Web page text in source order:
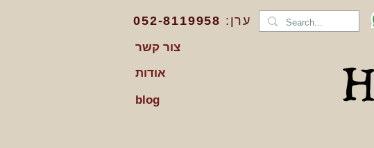
אודות
צור קשר
blog
052-8119958 :ערן